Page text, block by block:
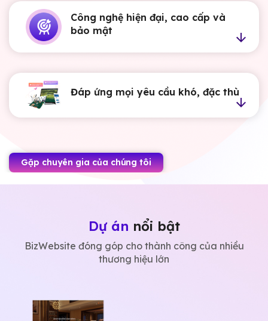
Công nghệ hiện đại, cao cấp và
bảo mật
Đáp ứng mọi yêu cầu khó, đặc thù
Gặp chuyên gia của chúng tôi
Dự án nổi bật
BizWebsite đóng góp cho thành công của nhiều
thương hiệu lớn